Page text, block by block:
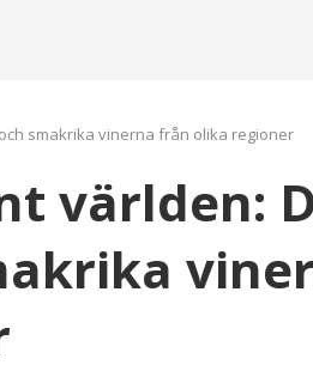
smakrika vinerna från olika regioner
världen: